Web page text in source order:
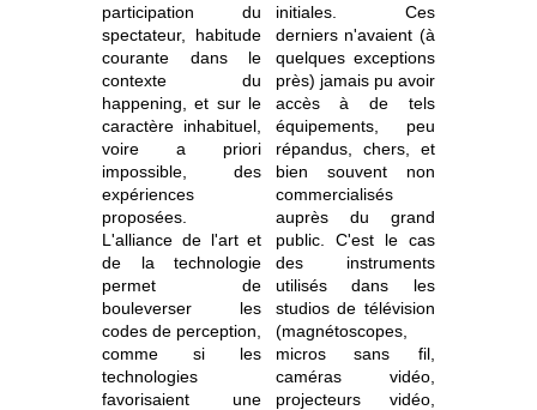
participation du
spectateur, habitude
courante dans le
contexte du
happening, et sur le
caractère inhabituel,
voire a priori
impossible, des
expériences
proposées.
L'alliance de l'art et
de la technologie
permet de
bouleverser les
codes de perception,
comme si les
technologies
favorisaient une
initiales. Ces
derniers n'avaient (à
quelques exceptions
près) jamais pu avoir
accès à de tels
équipements, peu
répandus, chers, et
bien souvent non
commercialisés
auprès du grand
public. C'est le cas
des instruments
utilisés dans les
studios de télévision
(magnétoscopes,
micros sans fil,
caméras vidéo,
projecteurs vidéo,